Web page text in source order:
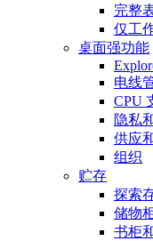
完整
仅工
桌面强功能
电线
CPU
隐私
供应
组织
贮存
探索
储物
书柜